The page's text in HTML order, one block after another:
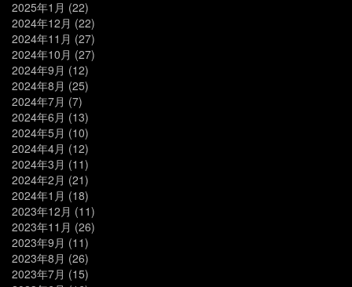
2025年1月 (22)
2024年12月 (22)
2024年11月 (27)
2024年10月 (27)
2024年9月 (12)
2024年8月 (25)
2024年7月 (7)
2024年6月 (13)
2024年5月 (10)
2024年4月 (12)
2024年3月 (11)
2024年2月 (21)
2024年1月 (18)
2023年12月 (11)
2023年11月 (26)
2023年9月 (11)
2023年8月 (26)
2023年7月 (15)